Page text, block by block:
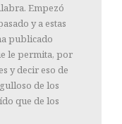
Empezó
y a estas
publicado
le permita, por
y decir eso de
de los
que de los